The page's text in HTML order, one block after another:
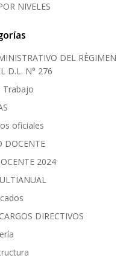
NIVELES
DEL RÈGIMEN
D.L. N° 276
Trabajo
oficiales
DOCENTE
2024
DIRECTIVOS